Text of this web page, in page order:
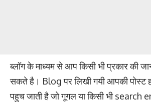
ब्लॉग के माध्यम से आप किसी भी प्रकार की
सकते है। Blog पर लिखी गयी आपकी पोस्ट
पहुच जाती है जो गूगल या किसी भी search